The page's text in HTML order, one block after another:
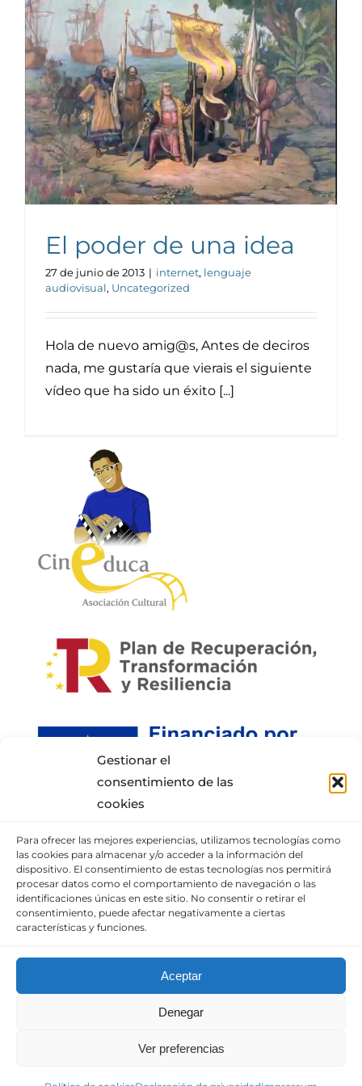
Gestionar el
consentimiento de las
cookies
Para ofrecer las mejores experiencias, utilizamos tecnologías como
las cookies para almacenar y/o acceder a la información del
dispositivo. El consentimiento de estas tecnologías nos permitirá
procesar datos como el comportamiento de navegación o las
identificaciones únicas en este sitio. No consentir o retirar el
consentimiento, puede afectar negativamente a ciertas
características y funciones.
Aceptar
Denegar
Ver preferencias
Noticias y publicaciones
El poder de una idea
27 de junio de 2013 | internet, lenguaje
audiovisual, Uncategorized
Hola de nuevo amig@s, Antes de deciros
nada, me gustaría que vierais el siguiente
vídeo que ha sido un éxito [...]
INFORMACIÓN DE CONTACTO
Puedes llamar al móvil:+34 652337807,
enviarnos un correo
o visita nuestra sección de contacto.
Empresa en Digital
derechos reservados. | Consulta nuestro